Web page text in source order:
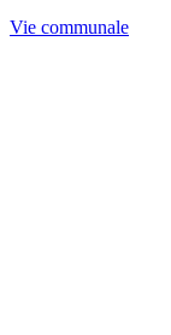
Vie communale